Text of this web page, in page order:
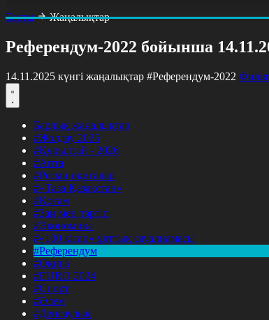
Басты
Жаңалықтар
Референдум-2022 бойынша
14.11.2025 күнгі жаңалықтар #Референдум-2022
Барлық жаңалықтар
#Жолдау 2025
#Құрылтай - 2026
#Апта
#Ресми оқиғалар
#«Таза Қазақстан»
#Қоғам
#Заң мен тәртіп
#Экономика
#«100 кітап» ұлттық сауалнамасы
#Референдум
#Оқиға
#EURO 2024
#Спорт
#Әлем
#Денсаулық